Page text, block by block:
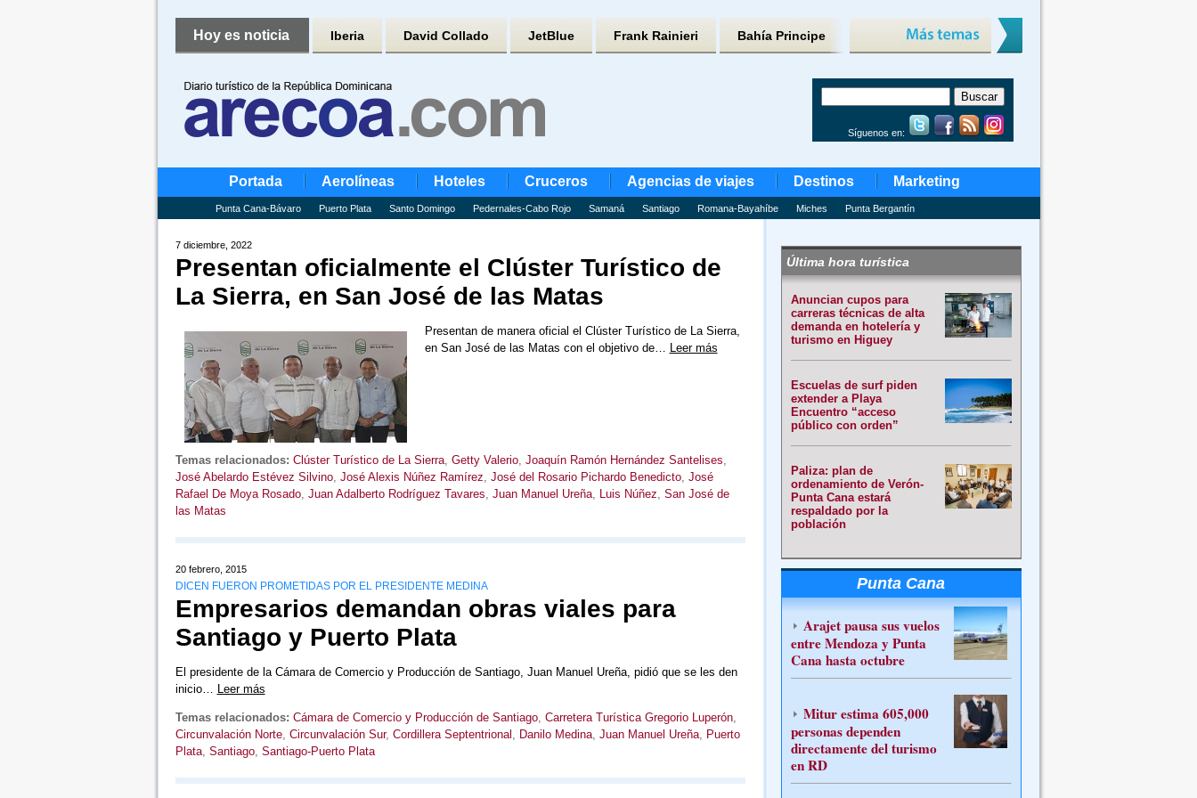
Hoy es noticia Iberia David Collado JetBlue Frank Rainieri Bahía Principe
Síguenos en:
Portada Aerolíneas Hoteles Cruceros Agencias de viajes Destinos Marketing
Punta Cana-Bávaro Puerto Plata Santo Domingo Pedernales-Cabo Rojo Samaná Santiago Romana-Bayahíbe Miches Punta Bergantín
7 diciembre, 2022
Presentan oficialmente el Clúster Turístico de
La Sierra, en San José de las Matas
Presentan de manera oficial el Clúster Turístico de La Sierra,
en San José de las Matas con el objetivo de… Leer más
Temas relacionados: Clúster Turístico de La Sierra, Getty Valerio, Joaquín Ramón Hernández Santelises,
José Abelardo Estévez Silvino, José Alexis Núñez Ramírez, José del Rosario Pichardo Benedicto, José
Rafael De Moya Rosado, Juan Adalberto Rodríguez Tavares, Juan Manuel Ureña, Luis Núñez, San José de
las Matas
20 febrero, 2015
DICEN FUERON PROMETIDAS POR EL PRESIDENTE MEDINA
Empresarios demandan obras viales para
Santiago y Puerto Plata
El presidente de la Cámara de Comercio y Producción de Santiago, Juan Manuel Ureña, pidió que se les den
inicio… Leer más
Temas relacionados: Cámara de Comercio y Producción de Santiago, Carretera Turística Gregorio Luperón,
Circunvalación Norte, Circunvalación Sur, Cordillera Septentrional , Danilo Medina, Juan Manuel Ureña, Puerto
Plata, Santiago, Santiago-Puerto Plata
Última hora turística
Anuncian cupos para
carreras técnicas de alta
demanda en hotelería y
turismo en Higuey
Escuelas de surf piden
extender a Playa
Encuentro “acceso
público con orden”
Paliza: plan de
ordenamiento de Verón-
Punta Cana estará
respaldado por la
población
Punta Cana
Arajet pausa sus vuelos
entre Mendoza y Punta
Cana hasta octubre
Mitur estima 605,000
personas dependen
directamente del turismo
en RD